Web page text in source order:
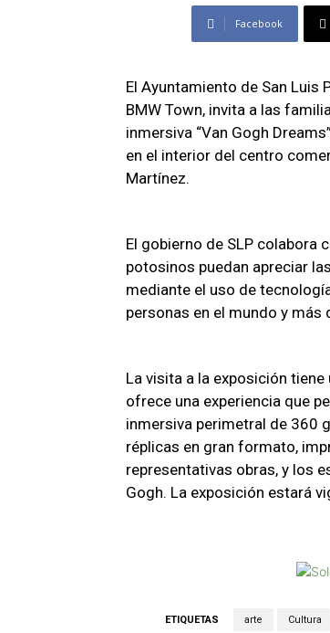
Facebook
El Ayuntamiento de San Luis
BMW Town, invita a las
inmersiva “Van Gogh
en el interior del centro
Martínez.
El gobierno de SLP colabora
potosinos puedan apreciar
mediante el uso de
personas en el mundo y más
La visita a la exposición
ofrece una experiencia que
inmersiva perimetral de 360
réplicas en gran formato,
representativas obras, y los
Gogh. La exposición estará
ETIQUETAS arte Cultura